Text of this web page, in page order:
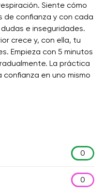
Siente cómo
de confianza y con cada
e inseguridades.
crece y, con ella, tu
Empieza con 5 minutos
La práctica
en uno mismo
0
0